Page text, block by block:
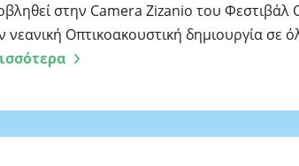
στην Camera Zizanio του
νεανική Οπτικοακουστική δημιουργία σε